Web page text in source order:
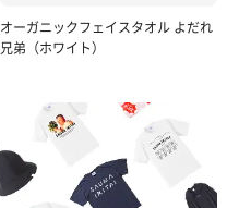
オーガニックフェイスタオル よだれ
兄弟（ホワイト）